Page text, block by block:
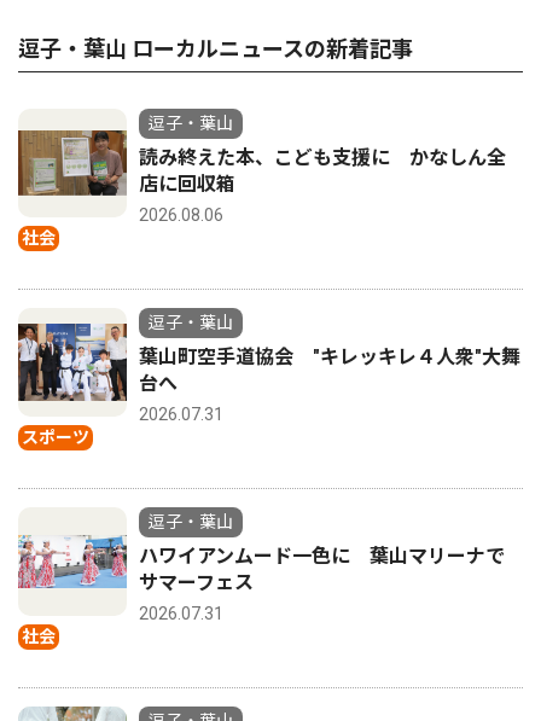
逗子・葉山 ローカルニュースの新着記事
社会
逗子・葉山
読み終えた本、こども支援に かなしん全
店に回収箱
2026.08.06
スポーツ
逗子・葉山
葉山町空手道協会 "キレッキレ４人衆"大舞
台へ
2026.07.31
社会
逗子・葉山
ハワイアンムード一色に 葉山マリーナで
サマーフェス
2026.07.31